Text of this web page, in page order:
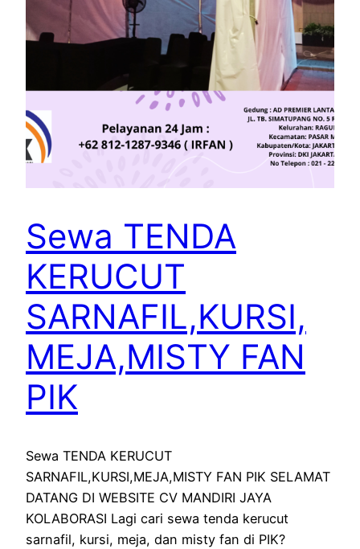
Sewa TENDA
KERUCUT
SARNAFIL,KURSI,
MEJA,MISTY FAN
PIK
Sewa TENDA KERUCUT
SARNAFIL,KURSI,MEJA,MISTY FAN PIK SELAMAT
DATANG DI WEBSITE CV MANDIRI JAYA
KOLABORASI Lagi cari sewa tenda kerucut
sarnafil, kursi, meja, dan misty fan di PIK?